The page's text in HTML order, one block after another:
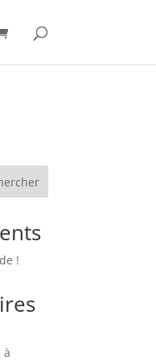
: jquery. Veuillez lire
on line
!
à